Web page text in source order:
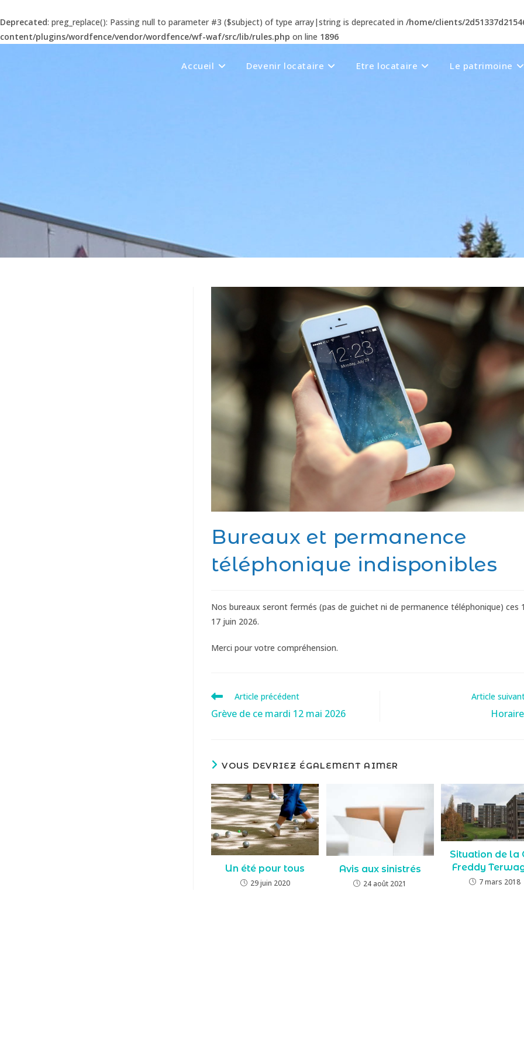
Deprecated: preg_replace(): Passing null to parameter #3 ($subject) of type array|string is deprecated in /home/clients/
content/plugins/wordfence/vendor/wordfence/wf-waf/src/lib/rules.php on line 1896
Accueil Devenir locataire Etre locataire Le patrimoine
Bureaux et permanence
téléphonique indisponibles
Nos bureaux seront fermés (pas de guichet ni de permanence téléphonique) ces
17 juin 2026.
Merci pour votre compréhension.
Article précédent
Grève de ce mardi 12 mai 2026
Article
VOUS DEVRIEZ ÉGALEMENT AIMER
Un été pour tous
29 juin 2020
Avis aux sinistrés
24 août 2021
Situation de la
Freddy
7 mars 2018